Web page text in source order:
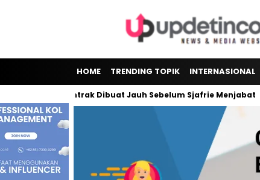
HOME TRENDING TOPIK INTERNASIONAL
Sorotan, Kontrak Dibuat Jauh Sebelum Sjafrie Menjabat